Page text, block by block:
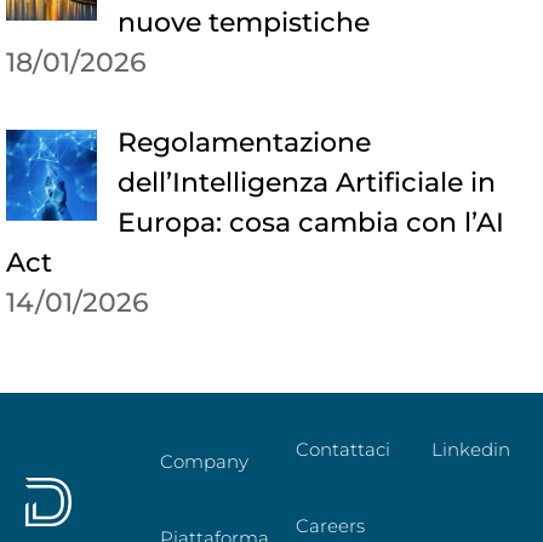
nuove tempistiche
18/01/2026
Regolamentazione
dell’Intelligenza Artificiale in
Europa: cosa cambia con l’AI
Act
14/01/2026
Company
Contattaci
Careers
Linkedin